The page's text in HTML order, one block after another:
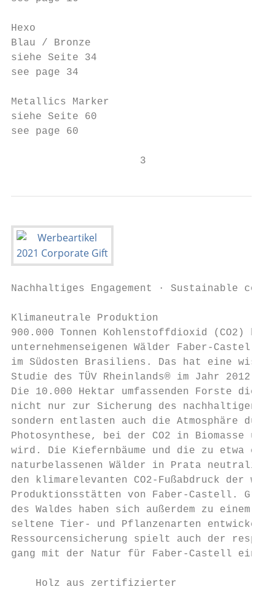
Hexo
Blau / Bronze
siehe Seite 34
see page 34
Metallics Marker
siehe Seite 60
see page 60
                     3
Nachhaltiges Engagement · Sustainable
Klimaneutrale Produktion
900.000 Tonnen Kohlenstoffdioxid
unternehmenseigenen Wälder Faber-
im Südosten Brasiliens. Das hat eine
Studie des TÜV Rheinlands® im Jahr
Die 10.000 Hektar umfassenden Forste
nicht nur zur Sicherung des nachhaltigen
sondern entlasten auch die Atmosphäre
Photosynthese, bei der CO2 in Biomasse
wird. Die Kiefernbäume und die zu etwa
naturbelassenen Wälder in Prata
den klimarelevanten CO2-Fußabdruck
Produktionsstätten von Faber-Castell.
des Waldes haben sich außerdem zu
seltene Tier- und Pflanzenarten
Ressourcensicherung spielt auch der
gang mit der Natur für Faber-Castell eine
Holz aus zertifizierter